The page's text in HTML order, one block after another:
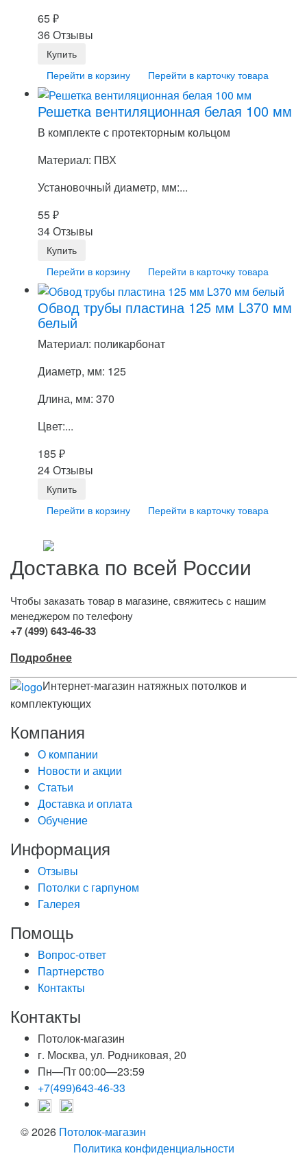
65₽
36 Отзывы
Перейти в корзину Перейти в карточку товара
Решетка вентиляционная белая 100 мм
В комплекте с протекторным кольцом
Материал: ПВХ
Установочный диаметр, мм:...
55₽
34 Отзывы
Перейти в корзину Перейти в карточку товара
Обвод трубы пластина 125 мм L370 мм
белый
Материал: поликарбонат
Диаметр, мм: 125
Длина, мм: 370
Цвет:...
185₽
24 Отзывы
Перейти в корзину Перейти в карточку товара
Доставка по всей России
Чтобы заказать товар в магазине, свяжитесь с нашим
менеджером по телефону
+7 (499) 643-46-33
Подробнее
Интернет-магазин натяжных потолков и
комплектующих
Компания
О компании
Новости и акции
Статьи
Доставка и оплата
Обучение
Информация
Отзывы
Потолки с гарпуном
Галерея
Помощь
Вопрос-ответ
Партнерство
Контакты
Контакты
Потолок-магазин
г. Москва, ул. Родниковая, 20
Пн—Пт 00:00—23:59
+7(499)643-46-33
© 2026 Потолок-магазин
Политика конфиденциальности